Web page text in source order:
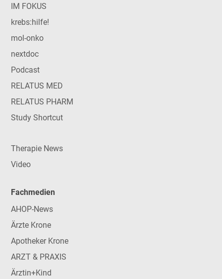
IM FOKUS
krebs:hilfe!
mol-onko
nextdoc
Podcast
RELATUS MED
RELATUS PHARM
Study Shortcut
Therapie News
Video
Fachmedien
AHOP-News
Ärzte Krone
Apotheker Krone
ARZT & PRAXIS
Ärztin+Kind